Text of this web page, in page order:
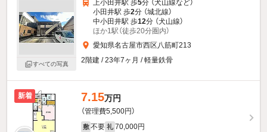
すべての写真
上小田井駅 歩5分 （犬山線など）
小田井駅 歩2分 （城北線）
中小田井駅 歩12分 （犬山線）
ほか1駅（徒歩20分圏内）
愛知県名古屋市西区八筋町213
2階建 / 23年7ヶ月 / 軽量鉄骨
新着 7.15万円
（管理費5,500円）
敷 不要 礼 70,000円